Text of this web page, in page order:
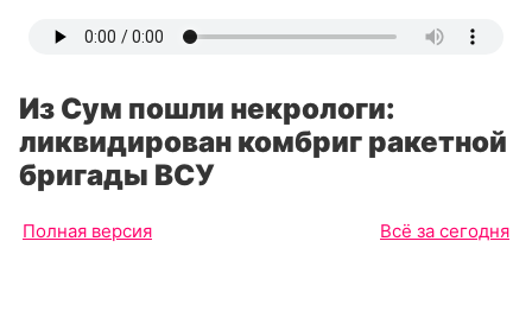
Из Сум пошли некрологи:
ликвидирован комбриг ракетной
бригады ВСУ
Полная версия Всё за сегодня